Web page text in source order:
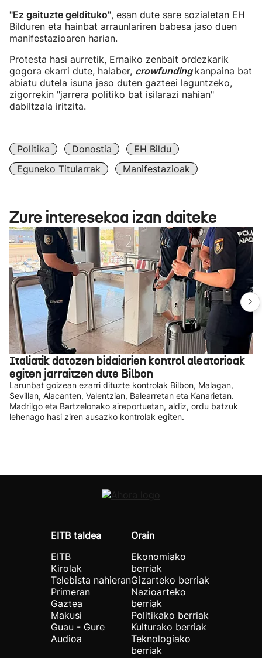
"Ez gaituzte geldituko", esan dute sare sozialetan EH
Bilduren eta hainbat arraunlariren babesa jaso duen
manifestazioaren harian.
Protesta hasi aurretik, Ernaiko zenbait ordezkarik
gogora ekarri dute, halaber, crowfunding kanpaina bat
abiatu dutela isuna jaso duten gazteei laguntzeko,
zigorrekin "jarrera politiko bat isilarazi nahian"
dabiltzala iritzita.
Politika Donostia
EH Bildu
Eguneko Titularrak
Manifestazioak
Zure interesekoa izan daiteke
Italiatik datozen bidaiarien kontrol aleatorioak
egiten jarraitzen dute Bilbon
Larunbat goizean ezarri dituzte kontrolak Bilbon, Malagan,
Sevillan, Alacanten, Valentzian, Balearretan eta Kanarietan.
Madrilgo eta Bartzelonako aireportuetan, aldiz, ordu batzuk
lehenago hasi ziren ausazko kontrolak egiten.
EITB taldea
EITB
Kirolak
Telebista nahieran
Primeran
Gaztea
Makusi
Guau - Gure
Audioa
Orain
Ekonomiako
berriak
Gizarteko berriak
Nazioarteko
berriak
Politikako berriak
Kulturako berriak
Teknologiako
berriak